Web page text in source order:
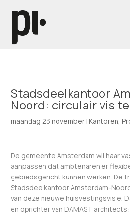
Stadsdeelkantoor
Noord: circulair
maandag 23 november | Kantoren,
De gemeente Amsterdam wil haar
aanpassen dat ambtenaren er
gebiedsgericht kunnen werken. De
Stadsdeelkantoor Amsterdam-
van deze nieuwe huisvestingsvisie.
en oprichter van DAMAST architects: